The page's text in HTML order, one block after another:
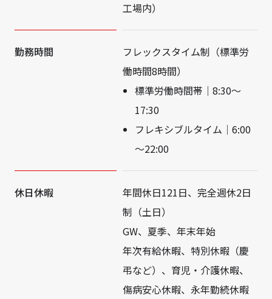
工場内）
勤務時間
フレックスタイム制（標準労
働時間8時間）
標準労働時間帯｜8:30～
17:30
フレキシブルタイム｜6:00
～22:00
休日休暇
年間休日121日、完全週休2日
制（土日）
GW、夏季、年末年始
年次有給休暇、特別休暇（慶
弔など）、育児・介護休暇、
傷病安心休暇、永年勤続休暇